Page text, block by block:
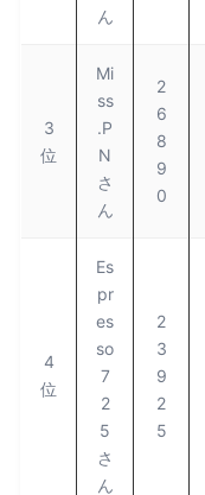
ん
3
位
Mi
ss
.P
N
さ
ん
2
6
8
9
0
4
位
Es
pr
es
so
7
2
5
さ
ん
2
3
9
2
5